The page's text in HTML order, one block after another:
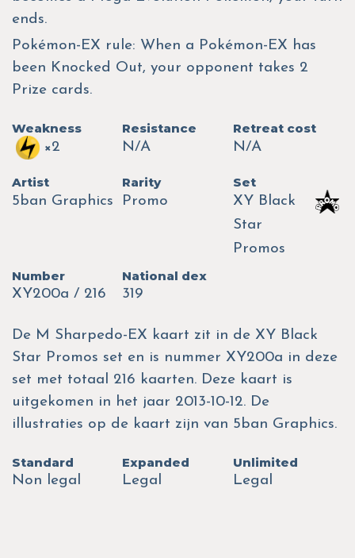
ends.
Pokémon-EX rule: When a Pokémon-EX has
been Knocked Out, your opponent takes 2
Prize cards.
Weakness
×2
Resistance
N/A
Retreat cost
N/A
Artist
5ban Graphics
Rarity
Promo
Set
XY Black
Star
Promos
Number
XY200a / 216
National dex
319
De M Sharpedo-EX kaart zit in de XY Black
Star Promos set en is nummer XY200a in deze
set met totaal 216 kaarten. Deze kaart is
uitgekomen in het jaar 2013-10-12. De
illustraties op de kaart zijn van 5ban Graphics.
Standard
Non legal
Expanded
Legal
Unlimited
Legal